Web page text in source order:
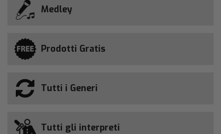
Medley
Prodotti Gratis
Tutti i Generi
Tutti gli interpreti